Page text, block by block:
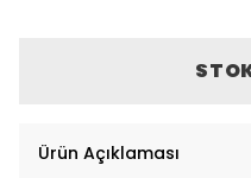
Ürün Açıklaması